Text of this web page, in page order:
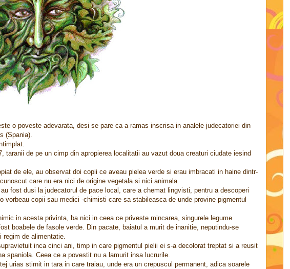
o poveste adevarata, desi se pare ca a ramas inscrisa in analele judecatoriei din
(Spania).
taranii de pe un cimp din apropierea localitatii au vazut doua creaturi ciudate iesind
de ele, au observat doi copii ce aveau pielea verde si erau imbracati in haine dintr-
care nu era nici de origine vegetala si nici animala.
fost dusi la judecatorul de pace local, care a chemat lingvisti, pentru a descoperi
vorbeau copii sau medici -chimisti care sa stabileasca de unde provine pigmentul
in acesta privinta, ba nici in ceea ce priveste mincarea, singurele legume
boabele de fasole verde. Din pacate, baiatul a murit de inanitie, neputindu-se
regim de alimentatie.
inca cinci ani, timp in care pigmentul pielii ei s-a decolorat treptat si a reusit
spaniola. Ceea ce a povestit nu a lamurit insa lucrurile.
urias stirnit in tara in care traiau, unde era un crepuscul permanent, adica soarele